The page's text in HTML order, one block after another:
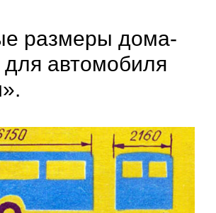
размеры дома-
для автомобиля